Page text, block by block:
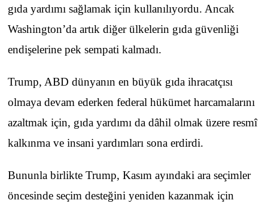
gıda yardımı sağlamak için kullanılıyordu. Ancak
Washington’da artık diğer ülkelerin gıda güvenliği
endişelerine pek sempati kalmadı.
Trump, ABD dünyanın en büyük gıda ihracatçısı
olmaya devam ederken federal hükümet harcamalarını
azaltmak için, gıda yardımı da dâhil olmak üzere resmî
kalkınma ve insani yardımları sona erdirdi.
Bununla birlikte Trump, Kasım ayındaki ara seçimler
öncesinde seçim desteğini yeniden kazanmak için